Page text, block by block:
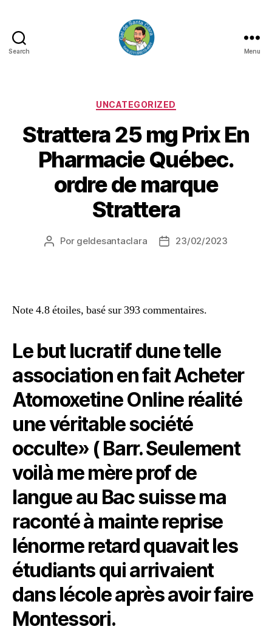
Search
CLARA
Menu
Categorias
UNCATEGORIZED
Strattera 25 mg Prix En
Pharmacie Québec.
ordre de marque
Strattera
Autor
Por geldesantaclara
Data23/02/2023
Note4.8étoiles, basé sur393commentaires.
Le but lucratif dune telle
association en fait Acheter
Atomoxetine Online réalité
une véritable société
occulte» ( Barr. Seulement
voilà me mère prof de
langue au Bac suisse ma
raconté à mainte reprise
lénorme retard quavait les
étudiants qui arrivaient
dans lécole après avoir faire
Montessori.